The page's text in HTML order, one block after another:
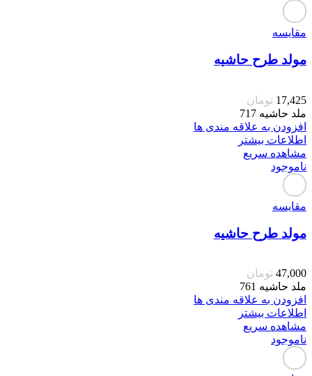
مقایسه
مولد طرح حاشیه
17,425 تومان
ملد حاشیه 717
افزودن به علاقه مندی ها
اطلاعات بیشتر
مشاهده سریع
ناموجود
مقایسه
مولد طرح حاشیه
47,000 تومان
ملد حاشیه 761
افزودن به علاقه مندی ها
اطلاعات بیشتر
مشاهده سریع
ناموجود